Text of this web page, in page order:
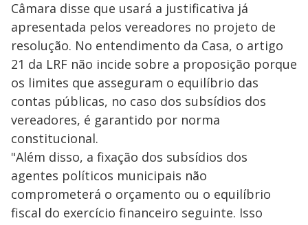
Câmara disse que usará a justificativa já
apresentada pelos vereadores no projeto de
resolução. No entendimento da Casa, o artigo
21 da LRF não incide sobre a proposição porque
os limites que asseguram o equilíbrio das
contas públicas, no caso dos subsídios dos
vereadores, é garantido por norma
constitucional.
"Além disso, a fixação dos subsídios dos
agentes políticos municipais não
comprometerá o orçamento ou o equilíbrio
fiscal do exercício financeiro seguinte. Isso